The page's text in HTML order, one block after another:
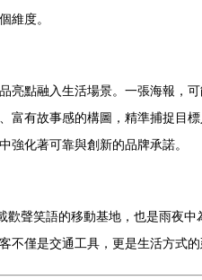
維度。
亮點融入生活場景。一張海報，
有故事感的構圖，精準捕捉目
強化著可靠與創新的品牌承諾。
聲笑語的移動基地，也是雨夜
僅是交通工具，更是生活方式的